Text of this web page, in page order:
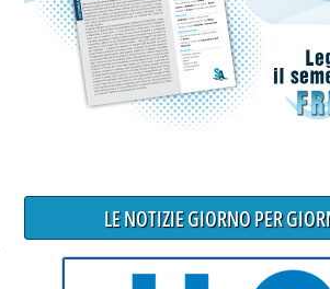
LE NOTIZIE GIORNO PER